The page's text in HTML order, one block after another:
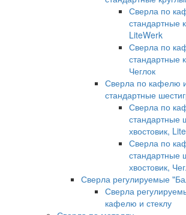
Сверла по
стандартные
LiteWerk
Сверла по
стандартные
Чеглок
Сверла по кафелю
стандартные
Сверла по
стандартные
хвостовик,
Сверла по
стандартные
хвостовик,
Сверла регулируемые
Сверла
кафелю и стеклу